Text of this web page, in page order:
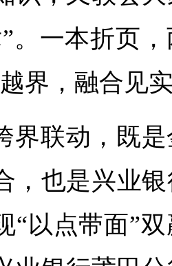
。一本折页
界，融合见
界联动，既
，也是兴业
“以点带面”